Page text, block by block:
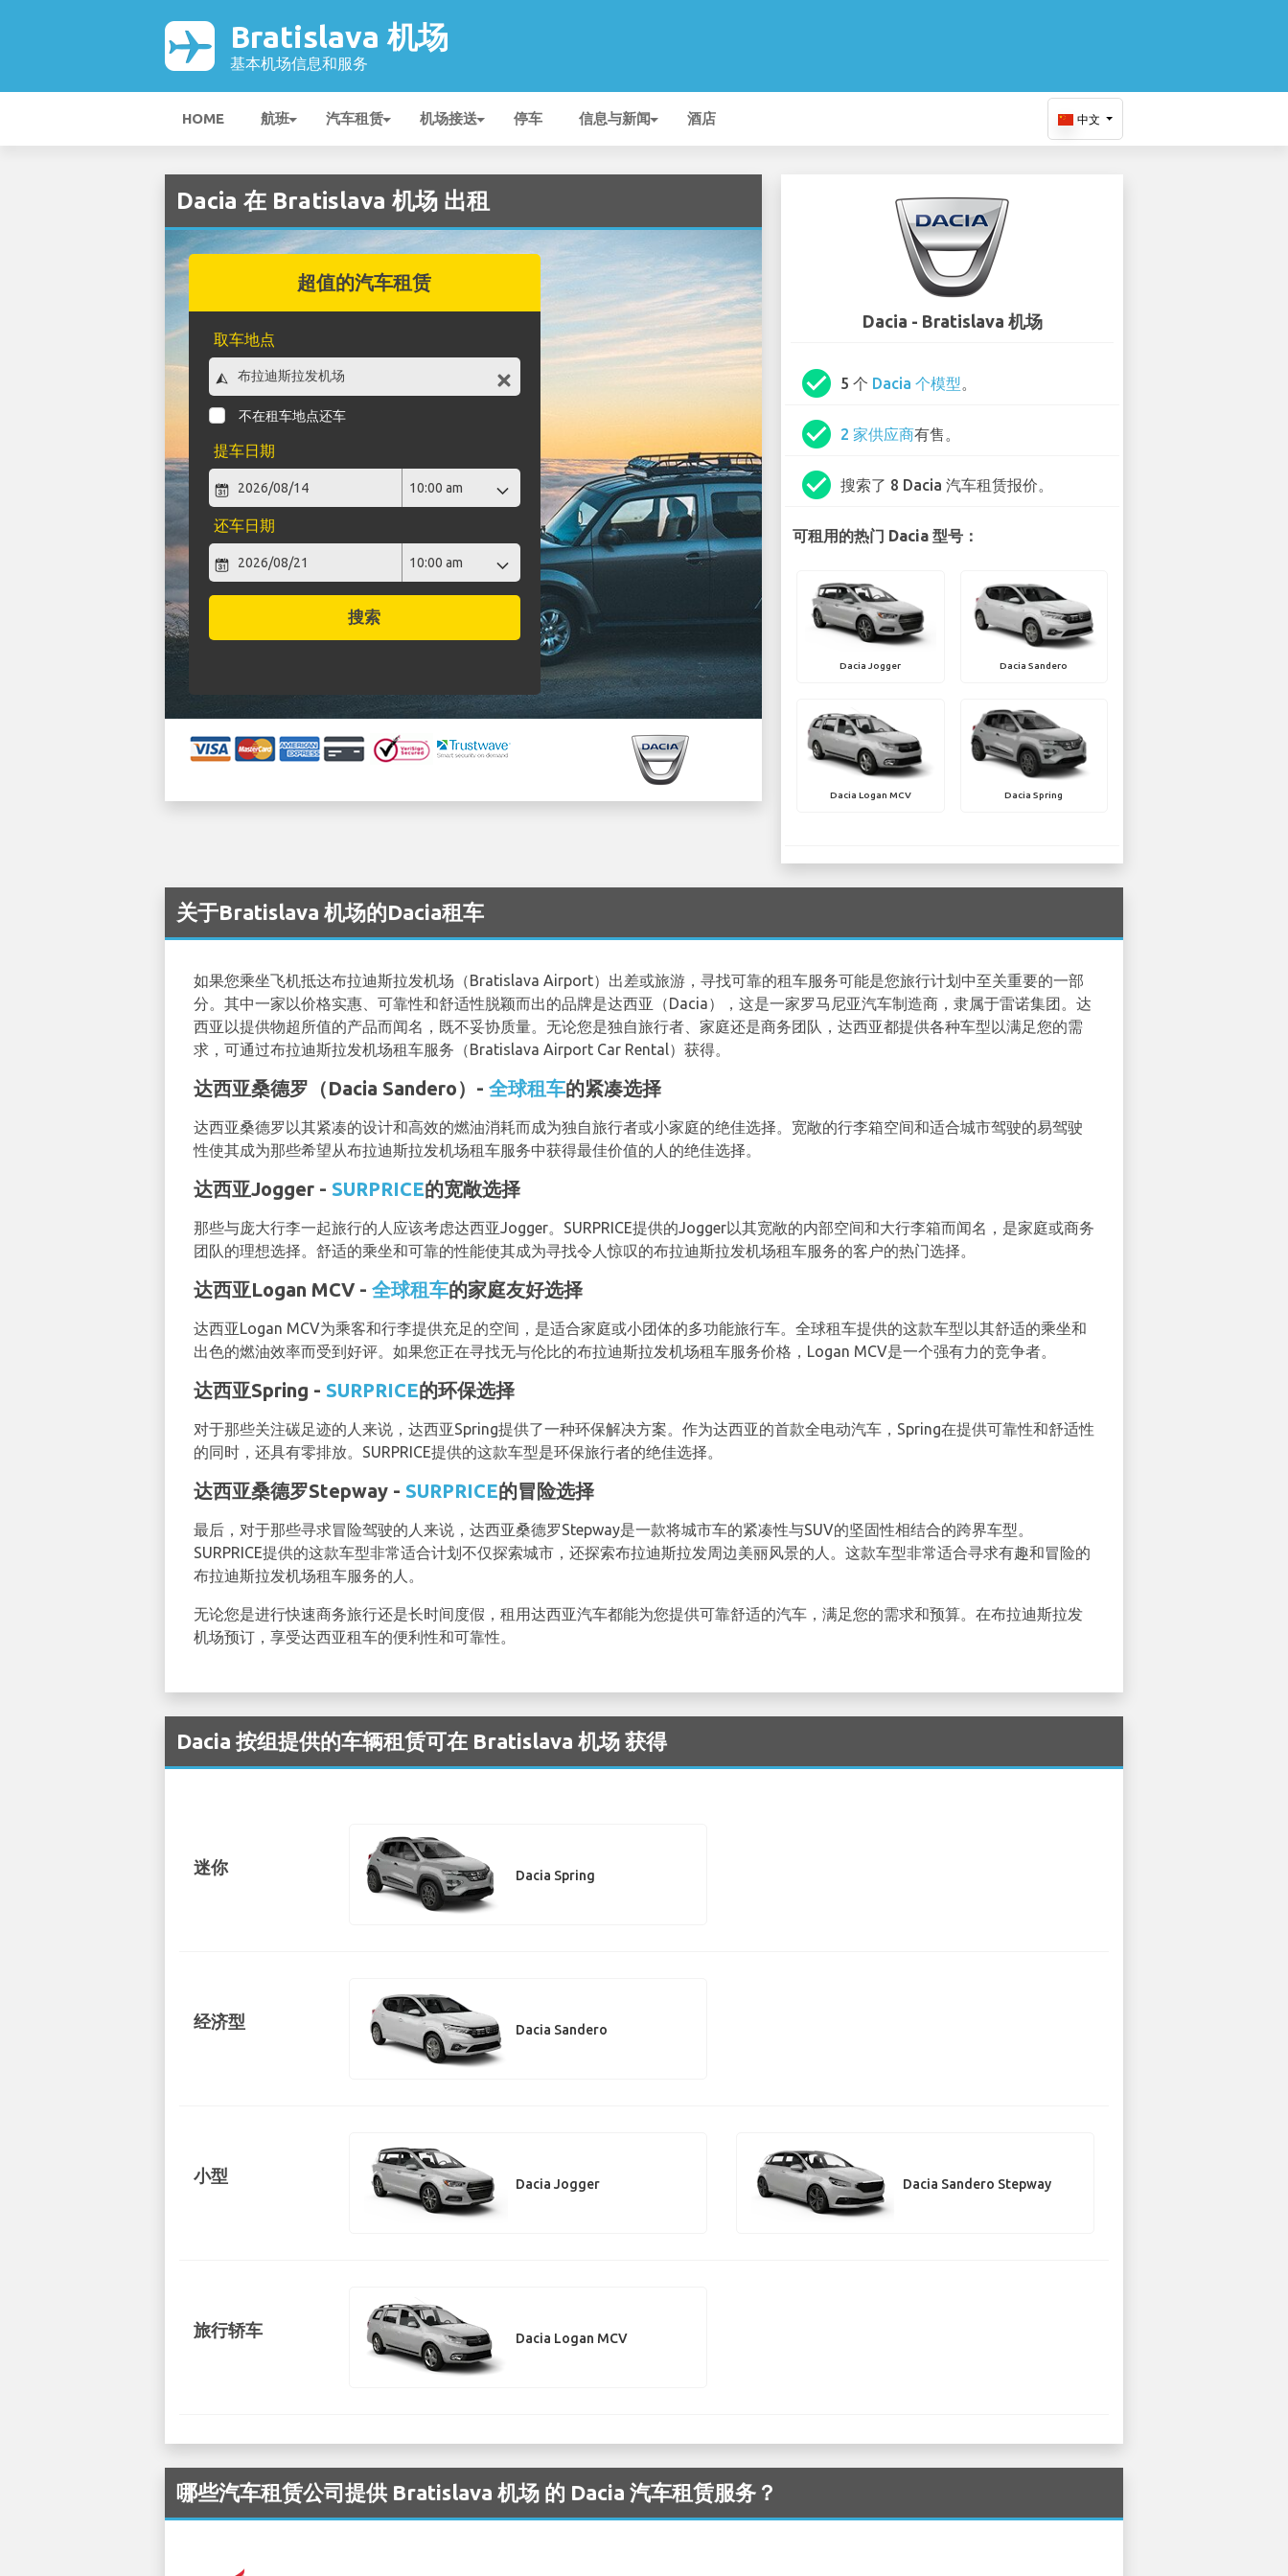
Bratislava 机场
基本机场信息和服务
HOME 航班 汽车租赁 机场接送 停车 信息与新闻 酒店 中文
Dacia 在 Bratislava 机场 出租
超值的汽车租赁
取车地点
不在租车地点还车
提车日期
还车日期
搜索
Dacia - Bratislava 机场
check_circle 5 个 Dacia 个模型。
check_circle 2 家供应商有售。
check_circle 搜索了 8 Dacia 汽车租赁报价。
可租用的热门 Dacia 型号：
Dacia Jogger Dacia Sandero
Dacia Logan MCV Dacia Spring
关于Bratislava 机场的Dacia租车
如果您乘坐飞机抵达布拉迪斯拉发机场（Bratislava Airport）出差或旅游，寻找可靠的租车服务可能是您旅行计划中至关重要的一部
分。其中一家以价格实惠、可靠性和舒适性脱颖而出的品牌是达西亚（Dacia），这是一家罗马尼亚汽车制造商，隶属于雷诺集团。达
西亚以提供物超所值的产品而闻名，既不妥协质量。无论您是独自旅行者、家庭还是商务团队，达西亚都提供各种车型以满足您的需
求，可通过布拉迪斯拉发机场租车服务（Bratislava Airport Car Rental）获得。
达西亚桑德罗（Dacia Sandero）- 全球租车的紧凑选择
达西亚桑德罗以其紧凑的设计和高效的燃油消耗而成为独自旅行者或小家庭的绝佳选择。宽敞的行李箱空间和适合城市驾驶的易驾驶
性使其成为那些希望从布拉迪斯拉发机场租车服务中获得最佳价值的人的绝佳选择。
达西亚Jogger - SURPRICE的宽敞选择
那些与庞大行李一起旅行的人应该考虑达西亚Jogger。SURPRICE提供的Jogger以其宽敞的内部空间和大行李箱而闻名，是家庭或商务
团队的理想选择。舒适的乘坐和可靠的性能使其成为寻找令人惊叹的布拉迪斯拉发机场租车服务的客户的热门选择。
达西亚Logan MCV - 全球租车的家庭友好选择
达西亚Logan MCV为乘客和行李提供充足的空间，是适合家庭或小团体的多功能旅行车。全球租车提供的这款车型以其舒适的乘坐和
出色的燃油效率而受到好评。如果您正在寻找无与伦比的布拉迪斯拉发机场租车服务价格，Logan MCV是一个强有力的竞争者。
达西亚Spring - SURPRICE的环保选择
对于那些关注碳足迹的人来说，达西亚Spring提供了一种环保解决方案。作为达西亚的首款全电动汽车，Spring在提供可靠性和舒适性
的同时，还具有零排放。SURPRICE提供的这款车型是环保旅行者的绝佳选择。
达西亚桑德罗Stepway - SURPRICE的冒险选择
最后，对于那些寻求冒险驾驶的人来说，达西亚桑德罗Stepway是一款将城市车的紧凑性与SUV的坚固性相结合的跨界车型。
SURPRICE提供的这款车型非常适合计划不仅探索城市，还探索布拉迪斯拉发周边美丽风景的人。这款车型非常适合寻求有趣和冒险的
布拉迪斯拉发机场租车服务的人。
无论您是进行快速商务旅行还是长时间度假，租用达西亚汽车都能为您提供可靠舒适的汽车，满足您的需求和预算。在布拉迪斯拉发
机场预订，享受达西亚租车的便利性和可靠性。
Dacia 按组提供的车辆租赁可在 Bratislava 机场 获得
迷你 Dacia Spring
经济型 Dacia Sandero
小型 Dacia Jogger Dacia Sandero Stepway
旅行轿车 Dacia Logan MCV
哪些汽车租赁公司提供 Bratislava 机场 的 Dacia 汽车租赁服务？